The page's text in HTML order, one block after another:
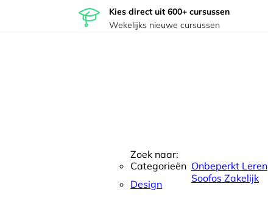
Kies direct uit 600+ cursussen
Wekelijks nieuwe cursussen
Onbeperkt Leren
Soofos Zakelijk
Categorieën
Design
Zoek naar: